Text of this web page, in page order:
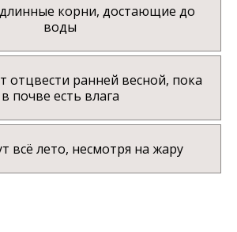
корни, достающие до
воды
отцвести ранней весной, пока
в почве есть влага
всё лето, несмотря на жару